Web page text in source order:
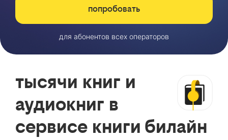
попробовать
для абонентов всех операторов
тысячи книг и
аудиокниг в
сервисе книги билайн